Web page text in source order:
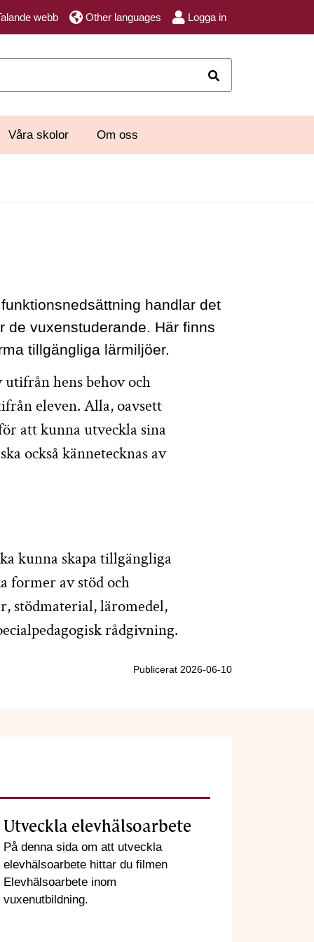
webb Other languages Logga in
Våra skolor Om oss
handlar det
de vuxenstuderande. Här finns
tillgängliga lärmiljöer.
hens behov och
eleven. Alla, oavsett
att kunna utveckla sina
också kännetecknas av
kunna skapa tillgängliga
former av stöd och
stödmaterial, läromedel,
rådgivning.
Publicerat 2026-06-10
Utveckla elevhälsoarbete
På denna sida om att utveckla
elevhälsoarbete hittar du filmen
Elevhälsoarbete inom
vuxenutbildning.